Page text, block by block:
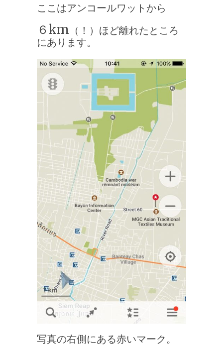
ここはアンコールワットから
６km （！）ほど離れたところ
にあります。
写真の右側にある赤いマーク。